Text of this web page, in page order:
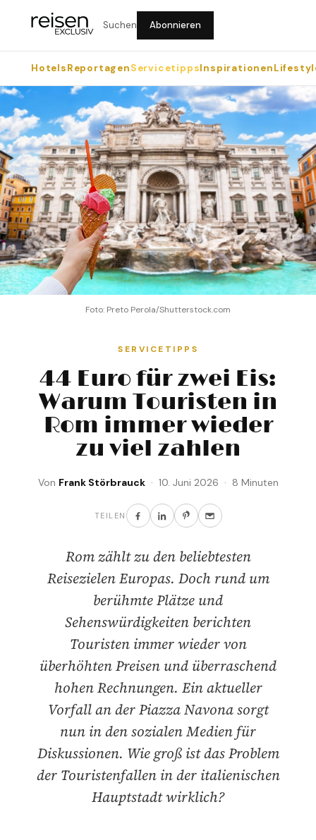
Suchen Abonnieren
HotelsReportagenServicetippsInspirationen
Foto: Preto Perola/Shutterstock.com
SERVICETIPPS
44 Euro für zwei Eis:
Warum Touristen in
Rom immer wieder
zu viel zahlen
Von Frank Störbrauck· 10. Juni 2026 · 8 Minuten
TEILEN
Rom zählt zu den beliebtesten
Reisezielen Europas. Doch rund um
berühmte Plätze und
Sehenswürdigkeiten berichten
Touristen immer wieder von
überhöhten Preisen und überraschend
hohen Rechnungen. Ein aktueller
Vorfall an der Piazza Navona sorgt
nun in den sozialen Medien für
Diskussionen. Wie groß ist das Problem
der Touristenfallen in der italienischen
Hauptstadt wirklich?